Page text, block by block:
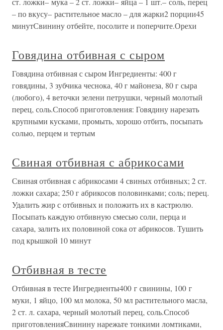
– по вкусу– растительное масло – для жарки2 порции45
минутСвинину отбейте, посолите и поперчите.Орехи
Говядина отбивная с сыром
Говядина отбивная с сыром Ингредиенты: 400 г
говядины, 3 зубчика чеснока, 40 г майонеза, 80 г сыра
(любого), 4 веточки зелени петрушки, черный молотый
перец, соль.Способ приготовления: Говядину нарезать
крупными кусками, промыть, хорошо отбить, посыпать
солью, перцем и тертым
Свиная отбивная с абрикосами
Свиная отбивная с абрикосами 4 свиных отбивных; 2 ст.
ложки сахара; 250 г абрикосов половинками; соль; перец.
Удалить жир с отбивных и положить их в кастрюлю.
Посыпать каждую отбивную смесью соли, перца и
сахара, залить их половиной сока от абрикосов. Тушить
под крышкой 10 минут
Отбивная в тесте
Отбивная в тесте Ингредиенты400 г свинины, 100 г
муки, 1 яйцо, 100 мл молока, 50 мл растительного масла,
2 ст. л. сахара, черный молотый перец, соль.Способ
приготовленияСвинину нарежьте тонкими ломтиками,